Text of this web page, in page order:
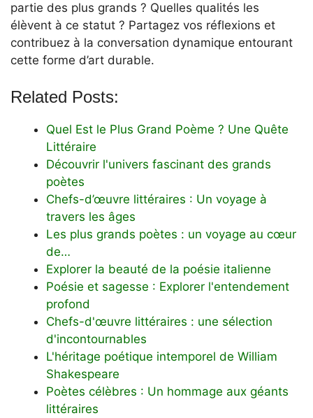
partie des plus grands ? Quelles qualités les
élèvent à ce statut ? Partagez vos réflexions et
contribuez à la conversation dynamique entourant
cette forme d’art durable.
Related Posts:
Quel Est le Plus Grand Poème ? Une Quête
Littéraire
Découvrir l'univers fascinant des grands
poètes
Chefs-d’œuvre littéraires : Un voyage à
travers les âges
Les plus grands poètes : un voyage au cœur
de…
Explorer la beauté de la poésie italienne
Poésie et sagesse : Explorer l'entendement
profond
Chefs-d'œuvre littéraires : une sélection
d'incontournables
L'héritage poétique intemporel de William
Shakespeare
Poètes célèbres : Un hommage aux géants
littéraires